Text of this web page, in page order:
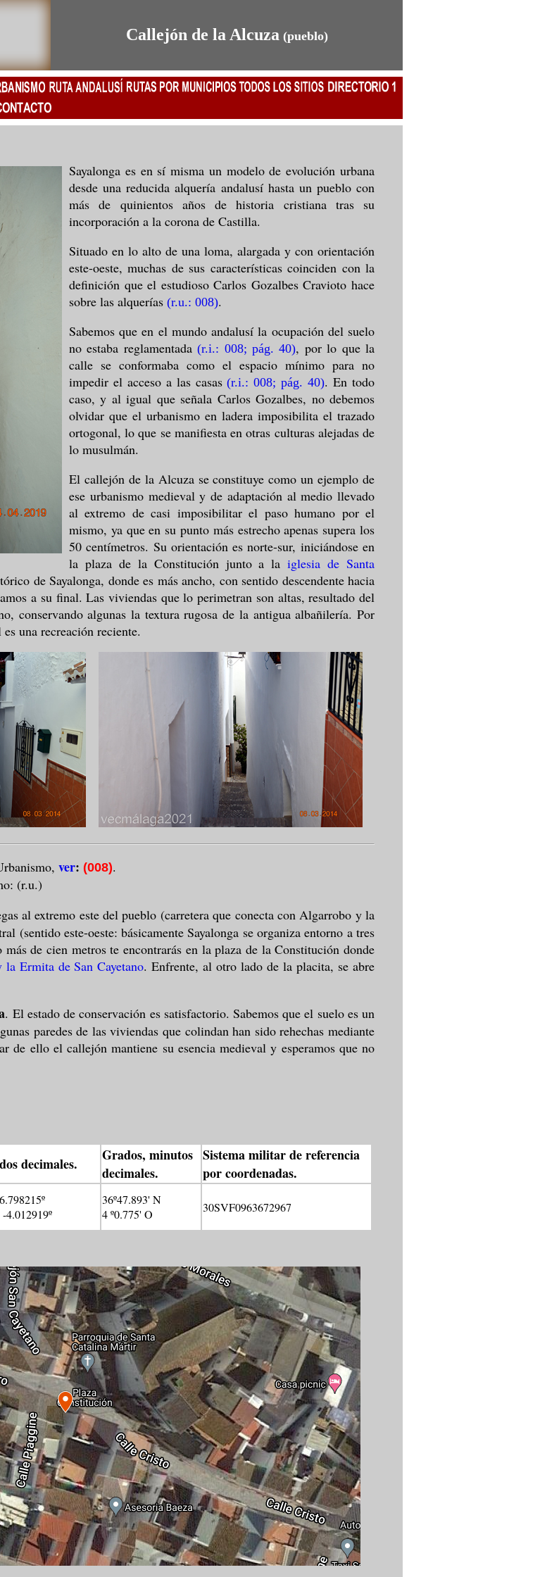
Callejón de la Alcuza(pueblo)
Sayalonga es en sí misma un modelo de evolución urbana
desde una reducida alquería andalusí hasta un pueblo con
más de quinientos años de historia cristiana tras su
incorporación a la corona de Castilla.
Situado en lo alto de una loma, alargada y con orientación
este-oeste, muchas de sus características coinciden con la
definición que el estudioso Carlos Gozalbes Cravioto hace
sobre las alquerías (r.u.: 008).
Sabemos que en el mundo andalusí la ocupación del suelo
no estaba reglamentada(r.i.: 008; pág. 40), por lo que la
calle se conformaba como el espacio mínimo para no
impedir el acceso a las casas(r.i.: 008; pág. 40). En todo
caso, y al igual que señala Carlos Gozalbes, no debemos
olvidar que el urbanismo en ladera imposibilita el trazado
ortogonal, lo que se manifiesta en otras culturas alejadas de
lo musulmán.
El callejón de la Alcuza se constituye como un ejemplo de
ese urbanismo medieval y de adaptación al medio llevado
al extremo de casi imposibilitar el paso humano por el
mismo, ya que en su punto más estrecho apenas supera los
50 centímetros. Su orientación es norte-sur, iniciándose en
la plaza de la Constitución junto a laiglesia de Santa
de Sayalonga, donde es más ancho, con sentido descendente hacia
a su final. Las viviendas que lo perimetran son altas, resultado del
conservando algunas la textura rugosa de la antigua albañilería. Por
una recreación reciente.
ver: (008).
(r.u.)
al extremo este del pueblo (carretera que conecta con Algarrobo y la
(sentido este-oeste: básicamente Sayalonga se organiza entorno a tres
de cien metros te encontrarás en la plaza de la Constitución donde
Ermita de San Cayetano. Enfrente, al otro lado de la placita, se abre
. El estado de conservación es satisfactorio. Sabemos que el suelo es un
paredes de las viviendas que colindan han sido rehechas mediante
de ello el callejón mantiene su esencia medieval y esperamos que no
decimales.
Grados, minutos
decimales.
Sistema militar de referencia
por coordenadas.
4.012919º
36º47.893' N
4 º0.775' O
30SVF0963672967